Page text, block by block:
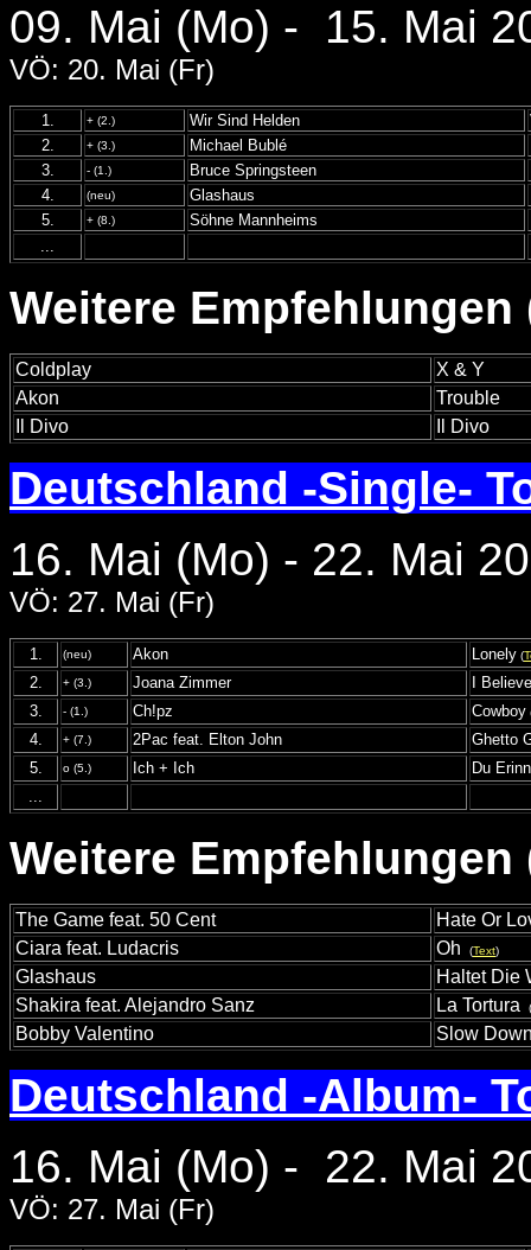
09. Mai (Mo) - 15. Mai
VÖ: 20. Mai (Fr)
1. + (2.) Wir Sind Helden
2.
+ (3.) Michael Bublé
3.
- (1.) Bruce Springsteen
4.
(neu) Glashaus
5.
+ (8.) Söhne Mannheims
...
Weitere Empfehlungen
Coldplay
X & Y
Akon
Trouble
Il Divo
Il Divo
Deutschland -Single-
16. Mai (Mo) - 22. Mai
VÖ: 27. Mai (Fr)
1. (neu) Akon Lonely (
2. + (3.) Joana Zimmer
I Believe
3.
- (1.) Ch!pz Cowboy
4. + (7.) 2Pac feat. Elton John
Ghetto
5.
o (5.) Ich + Ich
Du
...
Weitere Empfehlungen
The Game feat. 50 Cent
Hate Or
Ciara feat. Ludacris
Oh (Text)
Glashaus
Haltet Die
Shakira feat. Alejandro Sanz
La Tortura (
Bobby Valentino Slow
Deutschland -Album-
16. Mai (Mo) - 22. Mai
VÖ: 27. Mai (Fr)